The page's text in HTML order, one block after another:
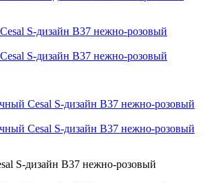
S-дизайн В37 нежно-розовый